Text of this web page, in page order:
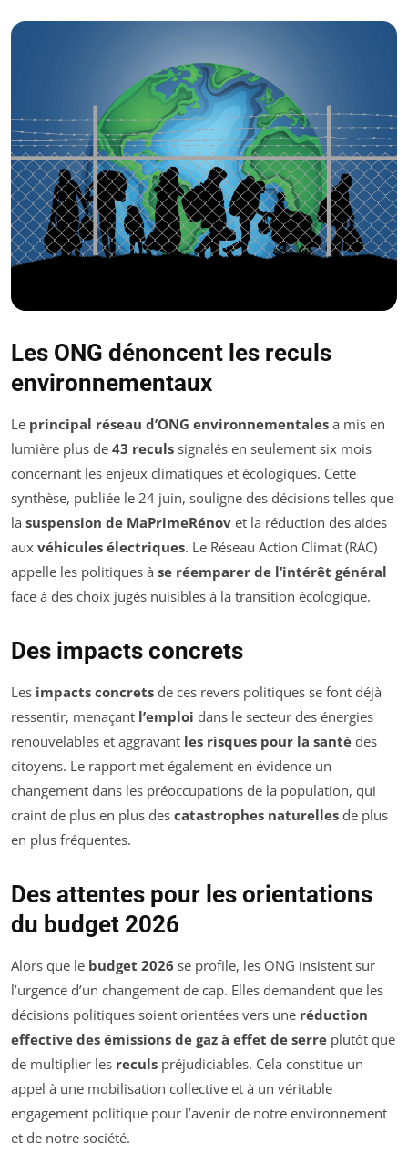
Les ONG dénoncent les reculs
environnementaux
Le principal réseau d’ONG environnementales a mis en
lumière plus de 43 reculs signalés en seulement six mois
concernant les enjeux climatiques et écologiques. Cette
synthèse, publiée le 24 juin, souligne des décisions telles que
la suspension de MaPrimeRénov et la réduction des aides
aux véhicules électriques. Le Réseau Action Climat (RAC)
appelle les politiques à se réemparer de l’intérêt général
face à des choix jugés nuisibles à la transition écologique.
Des impacts concrets
Les impacts concrets de ces revers politiques se font déjà
ressentir, menaçant l’emploi dans le secteur des énergies
renouvelables et aggravant les risques pour la santé des
citoyens. Le rapport met également en évidence un
changement dans les préoccupations de la population, qui
craint de plus en plus des catastrophes naturelles de plus
en plus fréquentes.
Des attentes pour les orientations
du budget 2026
Alors que le budget 2026 se profile, les ONG insistent sur
l’urgence d’un changement de cap. Elles demandent que les
décisions politiques soient orientées vers une réduction
effective des émissions de gaz à effet de serre plutôt que
de multiplier les reculs préjudiciables. Cela constitue un
appel à une mobilisation collective et à un véritable
engagement politique pour l’avenir de notre environnement
et de notre société.